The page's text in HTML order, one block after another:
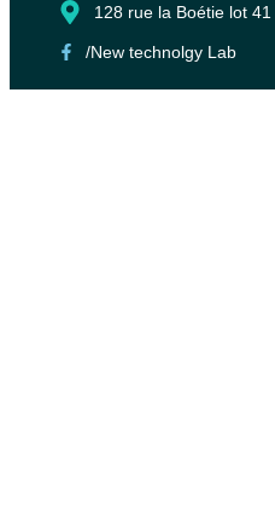
128 rue la Boétie lot
/New technolgy Lab